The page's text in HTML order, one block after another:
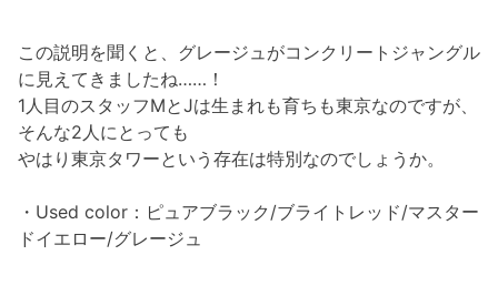
この説明を聞くと、グレージュがコンクリートジャングル
に見えてきましたね……！
1人目のスタッフMとJは生まれも育ちも東京なのですが、
そんな2人にとっても
やはり東京タワーという存在は特別なのでしょうか。
・Used color：ピュアブラック/ブライトレッド/マスター
ドイエロー/グレージュ